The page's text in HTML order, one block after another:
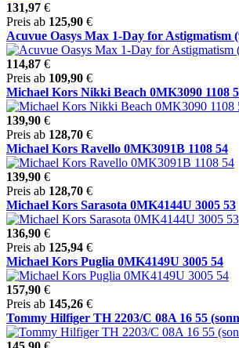
131,97 €
Preis ab 125,90 €
Acuvue Oasys Max 1-Day for Astigmatism
114,87 €
Preis ab 109,90 €
Michael Kors Nikki Beach 0MK3090 1108
139,90 €
Preis ab 128,70 €
Michael Kors Ravello 0MK3091B 1108 54
139,90 €
Preis ab 128,70 €
Michael Kors Sarasota 0MK4144U 3005 53
136,90 €
Preis ab 125,94 €
Michael Kors Puglia 0MK4149U 3005 54
157,90 €
Preis ab 145,26 €
Tommy Hilfiger TH 2203/C 08A 16 55